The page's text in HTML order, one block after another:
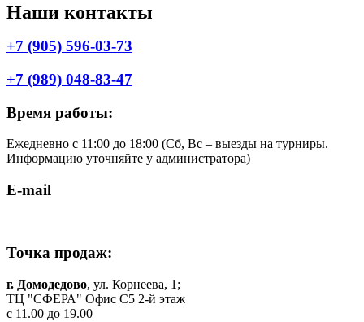
Наши контакты
+7 (905) 596-03-73
+7 (989) 048-83-47
Время работы:
Ежедневно с 11:00 до 18:00 (Cб, Вс – выезды на турниры.
Информацию уточняйте у администратора)
E-mail
Точка продаж:
г. Домодедово, ул. Корнеева, 1;
ТЦ "СФЕРА" Офис C5 2-й этаж
c 11.00 до 19.00